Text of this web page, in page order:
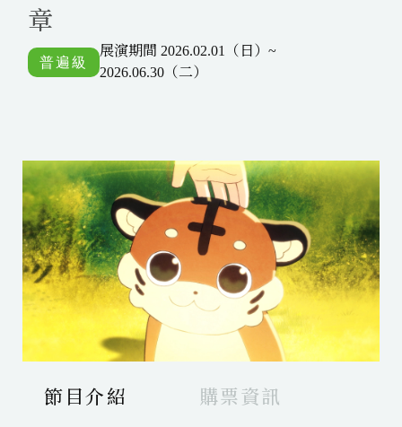
章
展演期間 2026.02.01（日）~
2026.06.30（二）
節目介紹 購票資訊